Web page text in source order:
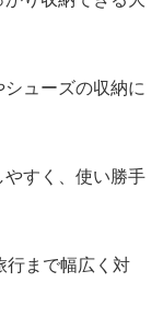
ューズの収納に
すく、使い勝手
行まで幅広く対